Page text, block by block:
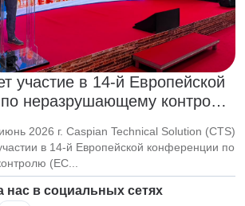
участие в 14-й Европейской
неразрушающему контролю
2026 г. Caspian Technical Solution (CTS)
в 14-й Европейской конференции по
(EC...
нас в социальных сетях